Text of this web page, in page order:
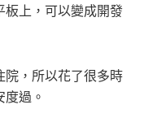
板上，可以變成開發
院，所以花了很多時
過。